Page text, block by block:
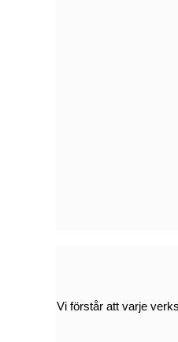
Vi förstår att varje